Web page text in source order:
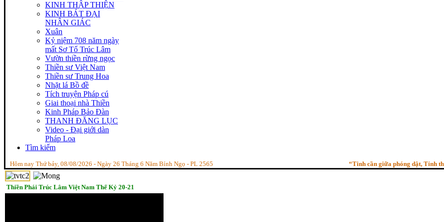
KINH THẬP THIỆN
KINH BÁT ĐẠI
NHÂN GIÁC
Xuân
Kỷ niệm 708 năm ngày
mất Sơ Tổ Trúc Lâm
Vườn thiền rừng ngọc
Thiền sư Việt Nam
Thiền sư Trung Hoa
Nhặt lá Bồ đề
Tích truyện Pháp cú
Giai thoại nhà Thiền
Kinh Pháp Bảo Đàn
THANH ĐĂNG LỤC
Video - Đại giới dàn
Pháp Loa
Tìm kiếm
Hôm nay Thứ bảy, 08/08/2026 - Ngày 26 Tháng 6 Năm Bính Ngọ - PL 2565 “Tinh cần giữa phóng dật, Tỉnh thức
Thiền Phái Trúc Lâm Việt Nam Thế Kỷ 20-21